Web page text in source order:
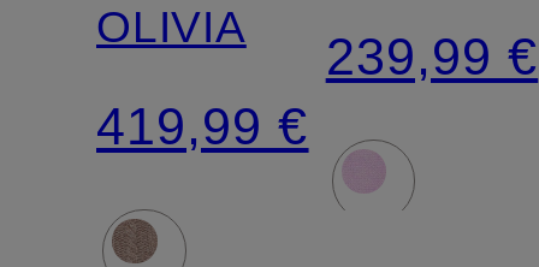
OLIVIA
419,99 €
MINIE
239,99 €